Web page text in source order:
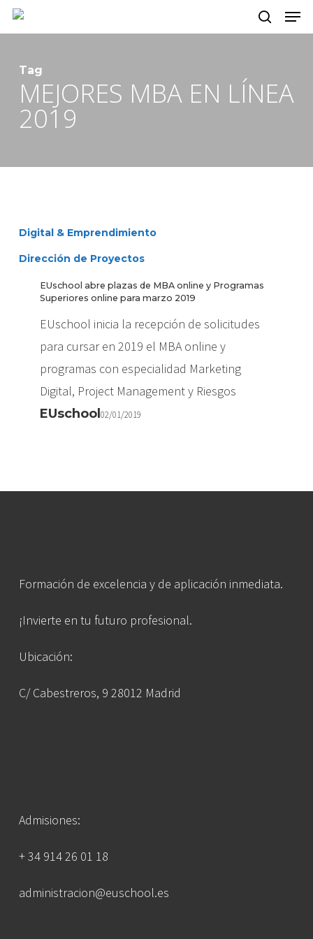
Skip
to
content
Tag
MEJORES MBA EN LÍNEA
2019
Digital & Emprendimiento
Dirección de Proyectos
EUschool abre plazas de MBA online y Programas
Superiores online para marzo 2019
EUschool inicia la recepción de solicitudes
para cursar en 2019 el MBA online y
programas con especialidad Marketing
Digital, Project Management y Riesgos
EUschool 02/01/2019
Formación de excelencia y de aplicación inmediata.
¡Invierte en tu futuro profesional.
Ubicación:
C/ Cabestreros, 9 28012 Madrid
Admisiones:
+ 34 914 26 01 18
administracion@euschool.es
Menu